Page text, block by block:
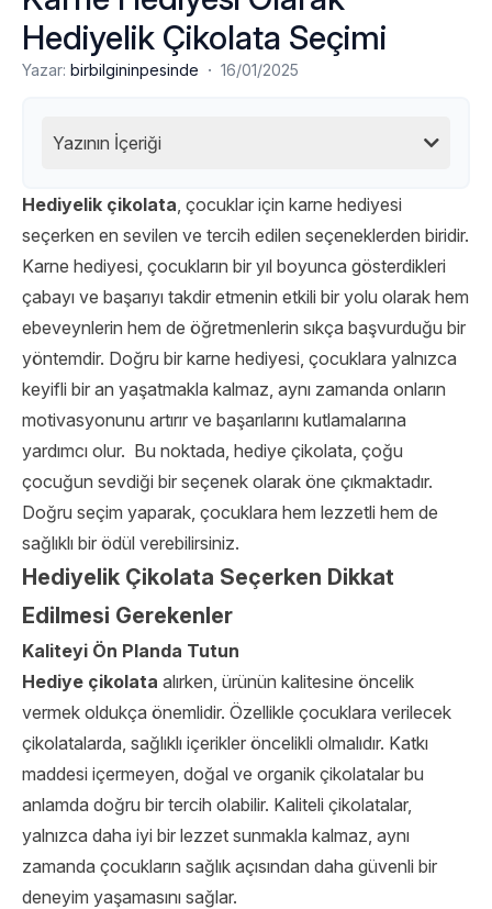
Hediyelik Çikolata Seçimi
Yazar: birbilgininpesinde · 16/01/2025
Yazının İçeriği
Hediyelik çikolata, çocuklar için karne hediyesi
seçerken en sevilen ve tercih edilen seçeneklerden biridir.
Karne hediyesi, çocukların bir yıl boyunca gösterdikleri
çabayı ve başarıyı takdir etmenin etkili bir yolu olarak hem
ebeveynlerin hem de öğretmenlerin sıkça başvurduğu bir
yöntemdir. Doğru bir karne hediyesi, çocuklara yalnızca
keyifli bir an yaşatmakla kalmaz, aynı zamanda onların
motivasyonunu artırır ve başarılarını kutlamalarına
yardımcı olur. Bu noktada, hediye çikolata, çoğu
çocuğun sevdiği bir seçenek olarak öne çıkmaktadır.
Doğru seçim yaparak, çocuklara hem lezzetli hem de
sağlıklı bir ödül verebilirsiniz.
Hediyelik Çikolata Seçerken Dikkat
Edilmesi Gerekenler
Kaliteyi Ön Planda Tutun
Hediye çikolata alırken, ürünün kalitesine öncelik
vermek oldukça önemlidir. Özellikle çocuklara verilecek
çikolatalarda, sağlıklı içerikler öncelikli olmalıdır. Katkı
maddesi içermeyen, doğal ve organik çikolatalar bu
anlamda doğru bir tercih olabilir. Kaliteli çikolatalar,
yalnızca daha iyi bir lezzet sunmakla kalmaz, aynı
zamanda çocukların sağlık açısından daha güvenli bir
deneyim yaşamasını sağlar.